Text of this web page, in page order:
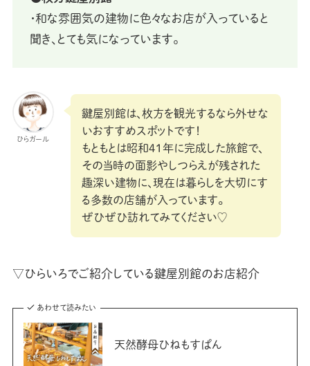
・和な雰囲気の建物に色々なお店が入っていると
聞き、とても気になっています。
ひらガール
鍵屋別館は、枚方を観光するなら外せな
いおすすめスポットです！
もともとは昭和41年に完成した旅館で、
その当時の面影やしつらえが残された
趣深い建物に、現在は暮らしを大切にす
る多数の店舗が入っています。
ぜひぜひ訪れてみてください♡
▽ひらいろでご紹介している鍵屋別館のお店紹介
あわせて読みたい
天然酵母ひねもすぱん